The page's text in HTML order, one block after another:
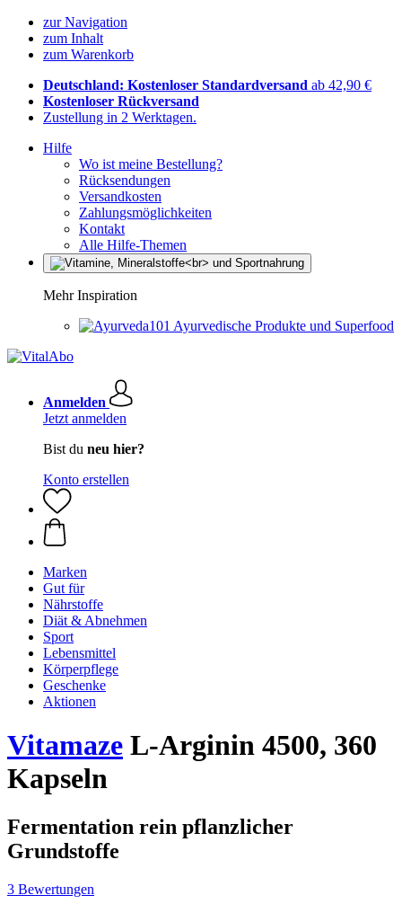
zur Navigation
zum Inhalt
zum Warenkorb
Deutschland: Kostenloser Standardversand ab 42,90 €
Kostenloser Rückversand
Zustellung in 2 Werktagen.
Hilfe
Wo ist meine Bestellung?
Rücksendungen
Versandkosten
Zahlungsmöglichkeiten
Kontakt
Alle Hilfe-Themen
Mehr Inspiration
Ayurvedische Produkte und Superfood
Anmelden
Jetzt anmelden
Bist du neu hier?
Konto erstellen
Marken
Gut für
Nährstoffe
Diät & Abnehmen
Sport
Lebensmittel
Körperpflege
Geschenke
Aktionen
Vitamaze L-Arginin 4500, 360
Kapseln
Fermentation rein pflanzlicher
Grundstoffe
3 Bewertungen